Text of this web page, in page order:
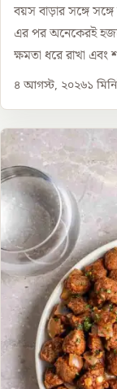
বয়স বাড়ার সঙ্গে
এর পর অনেকেরই
ক্ষমতা ধরে রাখা
৪ আগস্ট, ২০২৬১